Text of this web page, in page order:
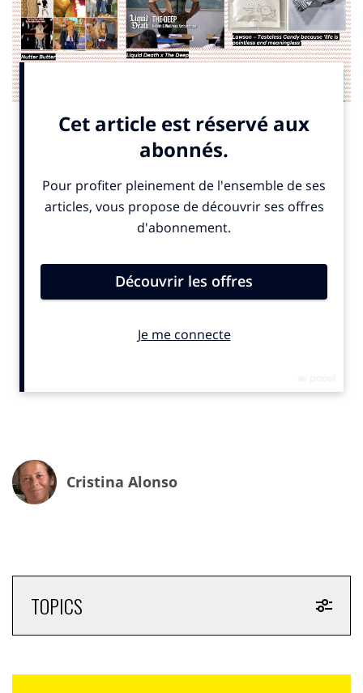
Parmi les tendances étudiées, le Life Maxxing, en français
Le film The Substance de Coralie Fargeat avec Demi
Moore en est la meilleure et la plus récente des
quête de perfection imprègne tous les aspects de la
extrêmes, les consommateurs investissent dans
Cristina Alonso
TOPICS